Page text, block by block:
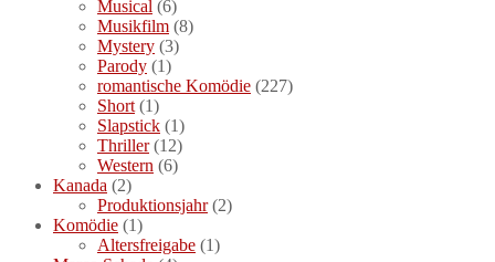
Musical (6)
Musikfilm (8)
Mystery (3)
Parody (1)
romantische Komödie (227)
Short (1)
Slapstick (1)
Thriller(12)
Western (6)
Kanada (2)
Produktionsjahr(2)
Komödie (1)
Altersfreigabe (1)